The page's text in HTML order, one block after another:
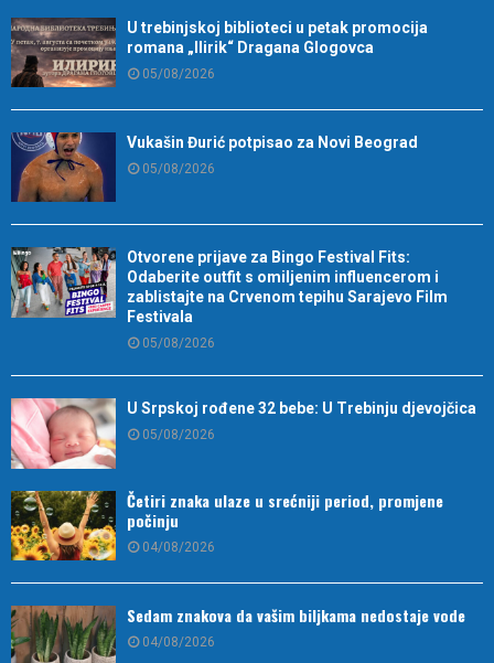
U trebinjskoj biblioteci u petak promocija
romana „Ilirik“ Dragana Glogovca
05/08/2026
Vukašin Đurić potpisao za Novi Beograd
05/08/2026
Otvorene prijave za Bingo Festival Fits:
Odaberite outfit s omiljenim influencerom i
zablistajte na Crvenom tepihu Sarajevo Film
Festivala
05/08/2026
U Srpskoj rođene 32 bebe: U Trebinju djevojčica
05/08/2026
Četiri znaka ulaze u srećniji period, promjene
počinju
04/08/2026
Sedam znakova da vašim biljkama nedostaje vode
04/08/2026